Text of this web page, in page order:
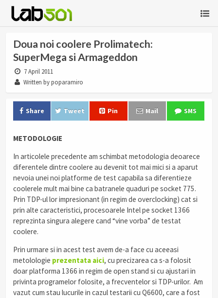
Doua noi coolere Prolimatech:
SuperMega si Armageddon
7 April 2011
Written by poparamiro
Share Tweet Pin Mail SMS
METODOLOGIE
In articolele precedente am schimbat metodologia deoarece
diferentele dintre coolere au devenit tot mai mici si a aparut
nevoia unei noi platforme de test capabila sa diferentieze
coolerele mult mai bine ca batranele quaduri pe socket 775.
Prin TDP-ul lor impresionant (in regim de overclocking) cat si
prin alte caracteristici, procesoarele Intel pe socket 1366
reprezinta singura alegere cand “vine vorba” de testat
coolere.
Prin urmare si in acest test avem de-a face cu aceeasi
metolologie prezentata aici, cu precizarea ca s-a folosit
doar platforma 1366 in regim de open stand si cu ajustari in
privinta programelor folosite, a frecventelor si TDP-urilor. Am
vazut cum stau lucurile in cazul testarii cu Q6600, care a fost